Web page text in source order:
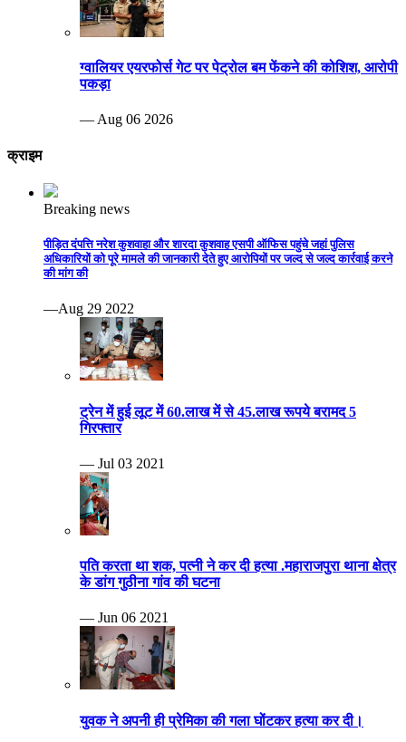
ग्वालियर एयरफोर्स गेट पर पेट्रोल बम फेंकने की कोशिश, आरोपी
पकड़ा
— Aug 06 2026
क्राइम
Breaking news
पीड़ित दंपत्ति नरेश कुशवाहा और शारदा कुशवाह एसपी ऑफिस पहुंचे जहां पुलिस
अधिकारियों को पूरे मामले की जानकारी देते हुए आरोपियों पर जल्द से जल्द कार्रवाई करने
की मांग की
—Aug 29 2022
ट्रेन में हुई लूट में 60.लाख में से 45.लाख रूपये बरामद 5
गिरफ्तार
— Jul 03 2021
पति करता था शक, पत्नी ने कर दी हत्या .महाराजपुरा थाना क्षेत्र
के डांग गुठीना गांव की घटना
— Jun 06 2021
युवक ने अपनी ही प्रेमिका की गला घोंटकर हत्या कर दी।